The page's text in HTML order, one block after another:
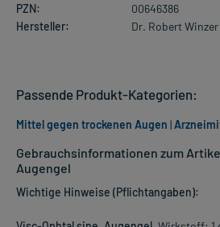
PZN:
00646386
Hersteller:
Dr. Robert
Gebrauchsinformationen zum
Augengel
Wichtige Hinweise (Pflichtangaben):
Passende Produkt-Kategorien:
Mittel gegen trockenen Augen |